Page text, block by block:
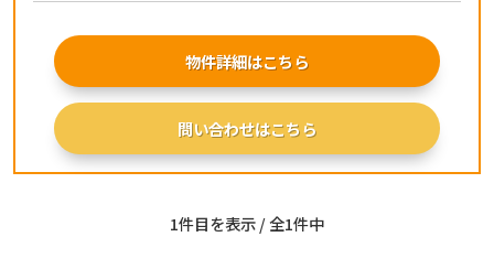
物件詳細はこちら
問い合わせはこちら
1件目を表示 / 全1件中